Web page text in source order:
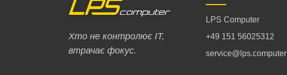
Хто не контролює ІТ,
втрачає фокус.
LPS Computer
+49 151 56025312
service@lps.computer